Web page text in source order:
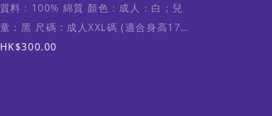
質料 : 100% 綿質 顏色 : 成人：白；兒
童：黑 尺碼 : 成人XXL碼 (適合身高170-
175cm)；兒童150 (適合身高150-
HK$300.00